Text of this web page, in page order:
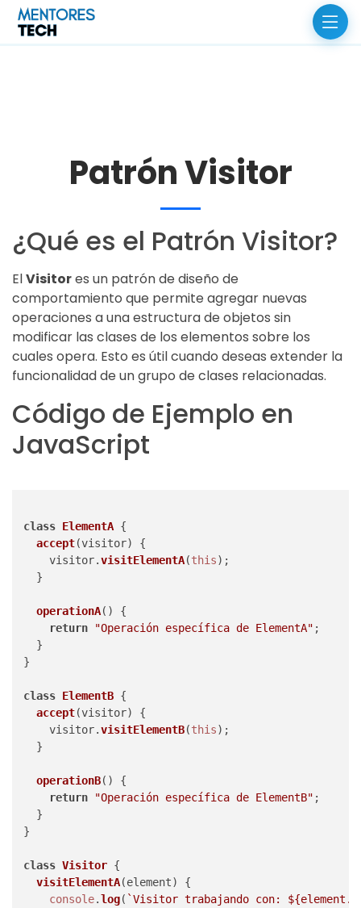
Patrón Visitor
¿Qué es el Patrón Visitor?
ElVisitores un patrón de diseño de
comportamiento que permite agregar nuevas
operaciones a una estructura de objetos sin
modificar las clases de los elementos sobre los
cuales opera. Esto es útil cuando deseas extender la
funcionalidad de un grupo de clases relacionadas.
Código de Ejemplo en
JavaScript
class ElementA {
accept(visitor) {
    visitor.
visitElementA(this);
  }
operationA( ) {
return
"Operación específica de ElementA" ;
  }
}
class ElementB {
accept(visitor) {
    visitor.
visitElementB(this);
  }
operationB( ) {
return
"Operación específica de ElementB" ;
  }
}
class Visitor {
visitElementA(element) {
console.log( `Visitor trabajando con: